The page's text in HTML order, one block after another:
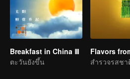
Breakfast in China Ⅲ
ตะวันยังขึ้น